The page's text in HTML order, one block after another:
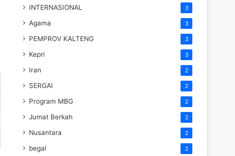
INTERNASIONAL 3
Agama 3
PEMPROV KALTENG 3
Kepri 3
Iran 2
SERGAI 2
Program MBG 2
Jumat Berkah 2
Nusantara 2
begal 2